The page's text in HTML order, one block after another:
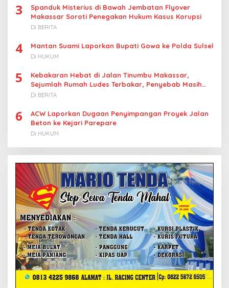
3
Spanduk Misterius di Bawah Jembatan Flyover
Makassar Soroti Penegakan Hukum Kasus Korupsi
Di BERITA
4 Mantan Suami Laporkan Bupati Gowa ke Polda Sulsel
Di HUKUM
5
Kebakaran Hebat di Jalan Tinumbu Makassar,
Sejumlah Rumah Ludes Terbakar, Penyebab Masih
Diselidiki
Di BERITA
6
ACW Laporkan Dugaan Penyimpangan Proyek Jalan
Beton ke Kejari Parepare
Di HUKUM